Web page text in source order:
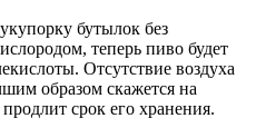
бутылок без
теперь пиво будет
Отсутствие воздуха
образом скажется на
срок его хранения.